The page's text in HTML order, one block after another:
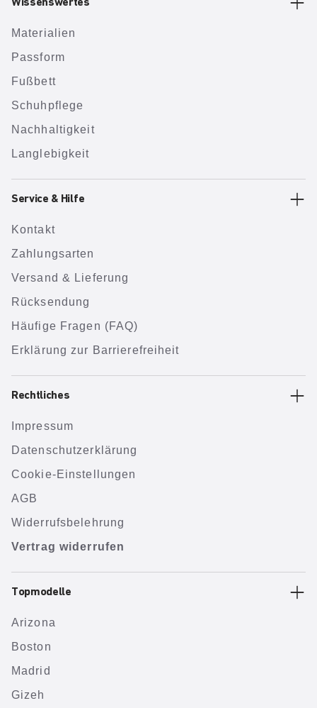
Wissenswertes
Materialien
Passform
Fußbett
Schuhpflege
Nachhaltigkeit
Langlebigkeit
Service & Hilfe
Kontakt
Zahlungsarten
Versand & Lieferung
Rücksendung
Häufige Fragen (FAQ)
Erklärung zur Barrierefreiheit
Rechtliches
Impressum
Datenschutzerklärung
Cookie-Einstellungen
AGB
Widerrufsbelehrung
Vertrag widerrufen
Topmodelle
Arizona
Boston
Madrid
Gizeh